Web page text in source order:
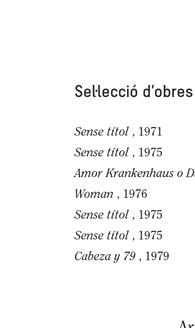
Sel·lecció d’obres
Sense títol , 1971
Sense títol , 1975
Amor Krankenhaus o
Woman , 1976
Sense títol , 1975
Sense títol , 1975
Cabeza y 79 , 1979